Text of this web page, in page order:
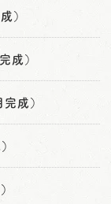
）
成）
成）